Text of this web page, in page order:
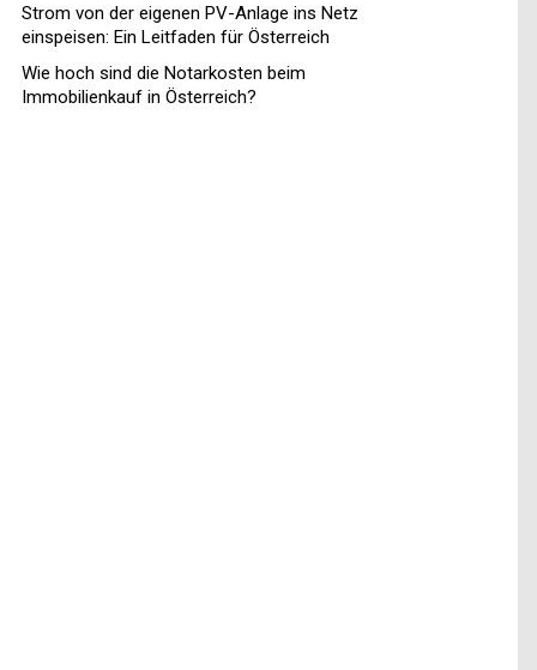
Strom von der eigenen PV-Anlage ins Netz
einspeisen: Ein Leitfaden für Österreich
Wie hoch sind die Notarkosten beim
Immobilienkauf in Österreich?